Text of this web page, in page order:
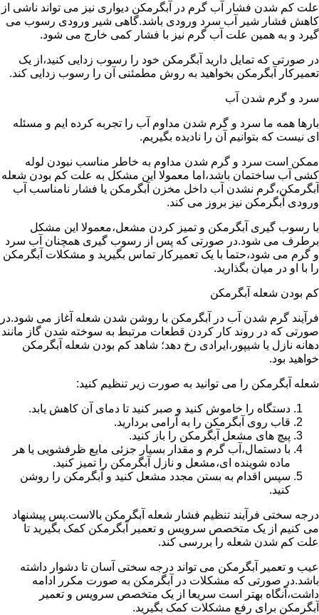
علت کم شدن فشار آب گرم در آبگرمکن دیواری نیز می تواند ناشی از
کاهش فشار شیر آب سرد ورودی باشد.گاهی شیر ورودی رسوب می
گیرد و به همین علت آب گرم نیز با فشار کمی خارج می شود.
در صورتی که تمایل دارید آبگرمکن خود را رسوب زدایی کنید،از یک
تعمیرکار آبگرمکن بخواهید به روش مطمئنی آن را رسوب زدایی کند.
سرد و گرم شدن آب
بارها همه ما سرد و گرم شدن مداوم آب را تجربه کرده ایم و مسئله
ای نیست که بتوانیم آن را نادیده بگیریم.
ممکن است سرد و گرم شدن مداوم به خاطر مناسب نبودن لوله
کشی آب ساختمان باشد،اما معمولا این مشکل به علت کم بودن شعله
آبگرمکن،گرم نشدن آب داخل مخزن آبگرمکن یا فشار نامناسب آب
ورودی آبگرمکن نیز بروز می کند.
با رسوب گیری آبگرمکن و تمیز کردن مشعل،معمولا این مشکل
برطرف می شود.در صورتی که پس از رسوب گیری همچنان آب سرد
و گرم می شود،حتما با یک تعمیرکار تماس بگیرید و مشکلات آبگرمکن
را با او در میان بگذارید.
کم بودن شعله آبگرمکن
فرآیند گرم شدن آب در آبگرمکن با روشن شدن شعله آغاز می شود.در
صورتی که در روند کار کردن قطعات مرتبط به سوخته شدن گاز مانند
دهانه نازل یا شیپور،ایرادی رخ دهد؛ شاهد کم بودن شعله آبگرمکن
خواهید بود.
شعله آبگرمکن را می توانید به صورت زیر تنظیم کنید:
دستگاه را خاموش کنید و صبر کنید تا دمای آن کاهش یابد.
قاب روی آبگرمکن را به آرامی بردارید.
پیچ های مشعل آبگرمکن را باز کنید.
با دستمال،آب گرم و مقدار بسیار جزئی مایع ظرفشویی یا هر
ماده شوینده ای،مشعل و نازل آبگرمکن را تمیز کنید.
سپس اقدام به بستن مجدد مشعل کنید و آبگرمکن را روشن
کنید.
درجه سختی فرآیند تنظیم فشار شعله آبگرمکن بالاست.پس پیشنهاد
می کنیم از یک متخصص سرویس و تعمیر آبگرمکن کمک بگیرید تا
علت کم شدن شعله را بررسی کند.
عیب و تعمیر آبگرمکن می تواند درجه سختی آسان تا دشوار داشته
باشد.در صورتی که مشکلات در آبگرمکن به صورت مکرر ادامه
داشت،آنگاه بهتر است سریعا از یک متخصص سرویس و تعمیر
آبگرمکن برای رفع مشکلات کمک بگیرید.